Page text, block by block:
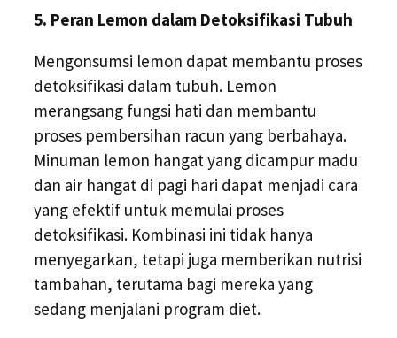
5. Peran Lemon dalam Detoksifikasi Tubuh
Mengonsumsi lemon dapat membantu proses
detoksifikasi dalam tubuh. Lemon
merangsang fungsi hati dan membantu
proses pembersihan racun yang berbahaya.
Minuman lemon hangat yang dicampur madu
dan air hangat di pagi hari dapat menjadi cara
yang efektif untuk memulai proses
detoksifikasi. Kombinasi ini tidak hanya
menyegarkan, tetapi juga memberikan nutrisi
tambahan, terutama bagi mereka yang
sedang menjalani program diet.